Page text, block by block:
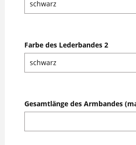
Farbe des Lederbandes 2
Gesamtlänge des Armbandes